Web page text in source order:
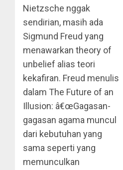
Nietzsche nggak
sendirian, masih ada
Sigmund Freud yang
menawarkan theory of
unbelief alias teori
kekafiran. Freud menulis
dalam The Future of an
Illusion: â€œGagasan-
gagasan agama muncul
dari kebutuhan yang
sama seperti yang
memunculkan